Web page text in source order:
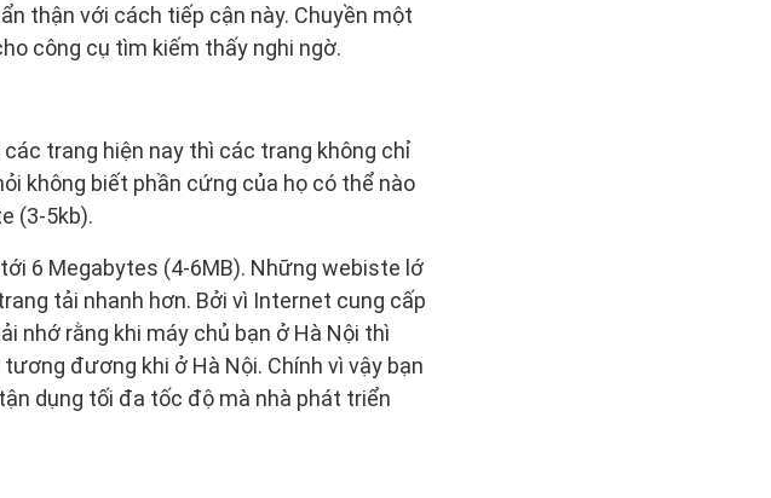
thận với cách tiếp cận này. Chuyền một
công cụ tìm kiếm thấy nghi ngờ.
trang hiện nay thì các trang không chỉ
không biết phần cứng của họ có thể nào
(3-5kb).
6 Megabytes (4-6MB). Những webiste lớ
tải nhanh hơn. Bởi vì Internet cung cấp
nhớ rằng khi máy chủ bạn ở Hà Nội thì
đương khi ở Hà Nội. Chính vì vậy bạn
dụng tối đa tốc độ mà nhà phát triển